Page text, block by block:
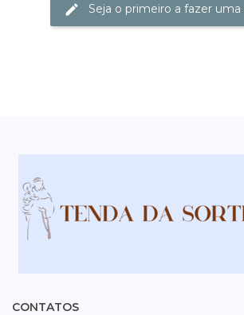
Seja o primeiro a fazer uma
CONTATOS